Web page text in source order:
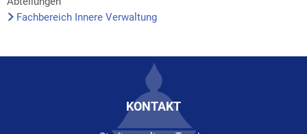
Fachbereich Innere Verwaltung
KONTAKT